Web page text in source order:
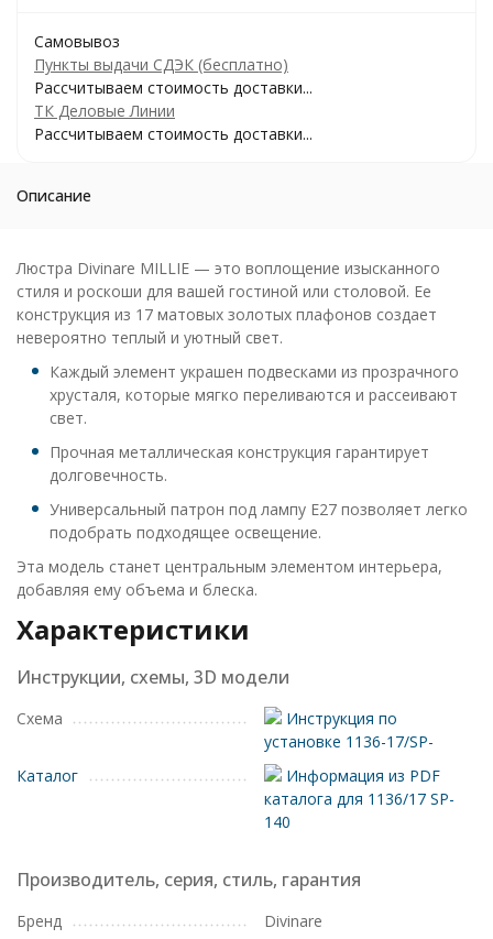
Самовывоз
Пункты выдачи СДЭК (бесплатно)
Рассчитываем стоимость доставки...
ТК Деловые Линии
Рассчитываем стоимость доставки...
Описание
Люстра Divinare MILLIE — это воплощение изысканного
стиля и роскоши для вашей гостиной или столовой. Ее
конструкция из 17 матовых золотых плафонов создает
невероятно теплый и уютный свет.
Каждый элемент украшен подвесками из прозрачного
хрусталя, которые мягко переливаются и рассеивают
свет.
Прочная металлическая конструкция гарантирует
долговечность.
Универсальный патрон под лампу E27 позволяет легко
подобрать подходящее освещение.
Эта модель станет центральным элементом интерьера,
добавляя ему объема и блеска.
Характеристики
Инструкции, схемы, 3D модели
Схема
Инструкция по
установке 1136-17/SP-
Каталог
Информация из PDF
каталога для 1136/17 SP-
140
Производитель, серия, стиль, гарантия
Бренд
Divinare